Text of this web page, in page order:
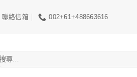
聯絡信箱 002+61+488663616